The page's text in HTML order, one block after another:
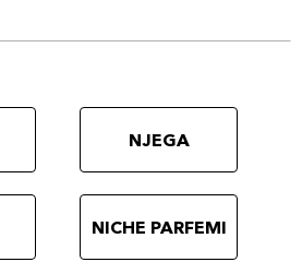
NJEGA
NICHE PARFEMI